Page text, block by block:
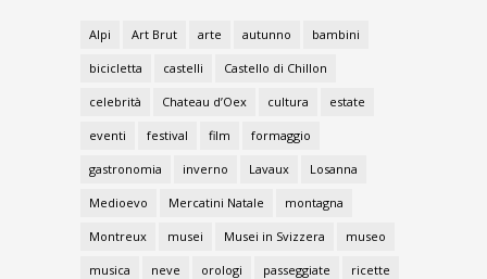
Alpi Art Brut arte autunno bambini
bicicletta castelli Castello di Chillon
celebrità Chateau d’Oex cultura estate
eventi festival film formaggio
gastronomia inverno Lavaux Losanna
Medioevo Mercatini Natale montagna
Montreux musei Musei in Svizzera museo
musica neve orologi passeggiate ricette